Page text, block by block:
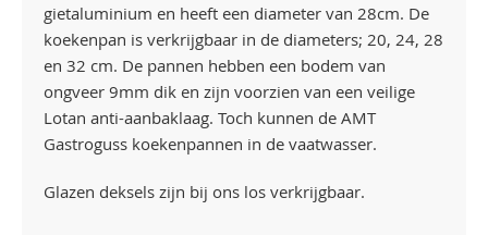
gietaluminium en heeft een diameter van 28cm. De
koekenpan is verkrijgbaar in de diameters; 20, 24, 28
en 32 cm. De pannen hebben een bodem van
ongveer 9mm dik en zijn voorzien van een veilige
Lotan anti-aanbaklaag. Toch kunnen de AMT
Gastroguss koekenpannen in de vaatwasser.
Glazen deksels zijn bij ons los verkrijgbaar.